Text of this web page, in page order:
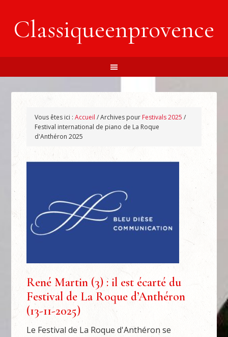
Classiqueenprovence
Vous êtes ici :Accueil /Archives pour Festivals 2025 /
Festival international de piano de La Roque
d'Anthéron 2025
René Martin (3) : il est écarté du
Festival de La Roque d’Anthéron
(13-11-2025)
Le Festival de La Roque d'Anthéron se